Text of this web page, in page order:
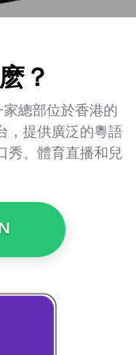
？
總部位於香港的
，提供廣泛的粵語
秀、體育直播和兒